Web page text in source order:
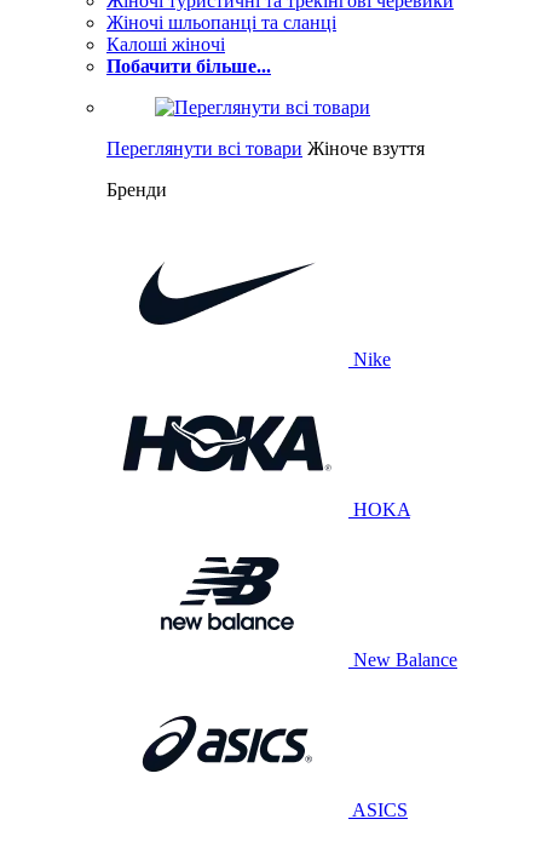
Жіночі шльопанці та сланці
Калоші жіночі
Побачити більше...
Переглянути всі товари Жіноче взуття
Бренди
Nike
HOKA
New Balance
ASICS